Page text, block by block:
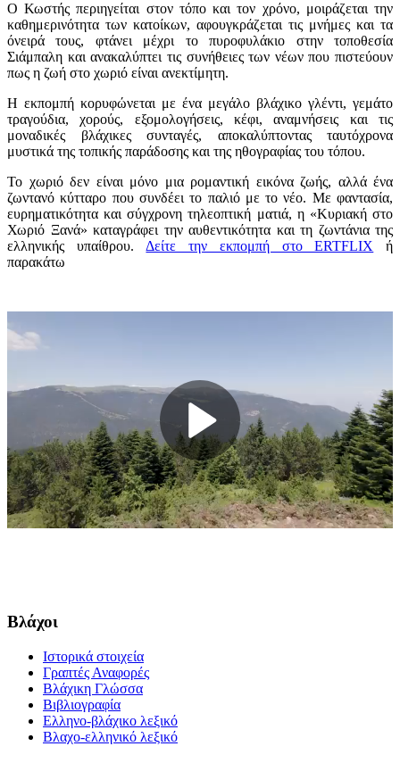
Ο Κωστής περιηγείται στον τόπο και τον χρόνο, μοιράζεται την
καθημερινότητα των κατοίκων, αφουγκράζεται τις μνήμες και τα
όνειρά τους, φτάνει μέχρι το πυροφυλάκιο στην τοποθεσία
Σιάμπαλη και ανακαλύπτει τις συνήθειες των νέων που πιστεύουν
πως η ζωή στο χωριό είναι ανεκτίμητη.
Η εκπομπή κορυφώνεται με ένα μεγάλο βλάχικο γλέντι, γεμάτο
τραγούδια, χορούς, εξομολογήσεις, κέφι, αναμνήσεις και τις
μοναδικές βλάχικες συνταγές, αποκαλύπτοντας ταυτόχρονα
μυστικά της τοπικής παράδοσης και της ηθογραφίας του τόπου.
Το χωριό δεν είναι μόνο μια ρομαντική εικόνα ζωής, αλλά ένα
ζωντανό κύτταρο που συνδέει το παλιό με το νέο. Με φαντασία,
ευρηματικότητα και σύγχρονη τηλεοπτική ματιά, η «Κυριακή στο
Χωριό Ξανά» καταγράφει την αυθεντικότητα και τη ζωντάνια της
ελληνικής υπαίθρου. Δείτε την εκπομπή στο ERTFLIX ή
παρακάτω
Βλάχοι
Ιστορικά στοιχεία
Γραπτές Αναφορές
Βλάχικη Γλώσσα
Βιβλιογραφία
Ελληνο-βλάχικο λεξικό
Βλαχο-ελληνικό λεξικό